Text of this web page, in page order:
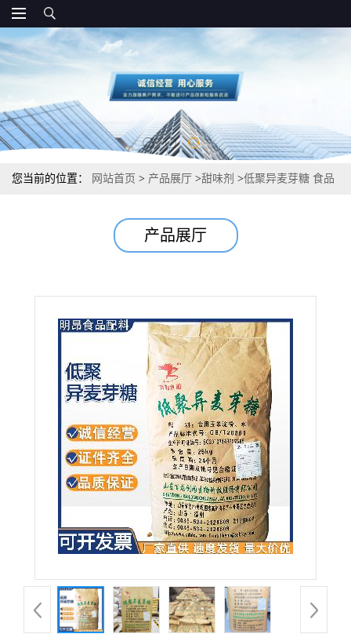
您当前的位置： 网站首页 > 产品展厅 >甜味剂 >低聚异麦芽糖 食品
产品展厅